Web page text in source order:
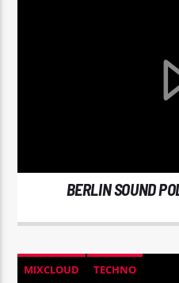
BERLIN SOUND
MIXCLOUD TECHNO